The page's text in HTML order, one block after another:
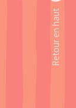
Retour en haut